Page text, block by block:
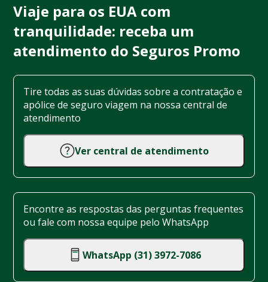
Viaje para os EUA com
tranquilidade: receba um
atendimento do Seguros Promo
Tire todas as suas dúvidas sobre a contratação e
apólice de seguro viagem na nossa central de
atendimento
Ver central de atendimento
Encontre as respostas das perguntas frequentes
ou fale com nossa equipe pelo WhatsApp
WhatsApp (31) 3972-7086